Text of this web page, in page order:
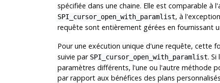
spécifiée dans une chaine. Elle est comparable à
SPI_cursor_open_with_paramlist, à
requête sont entièrement gérées en fournissant
Pour une exécution unique d'une requête, cette
suivie par SPI_cursor_open_with_paramlist. Si
paramètres différents, l'une ou l'autre méthode
par rapport aux bénéfices des plans